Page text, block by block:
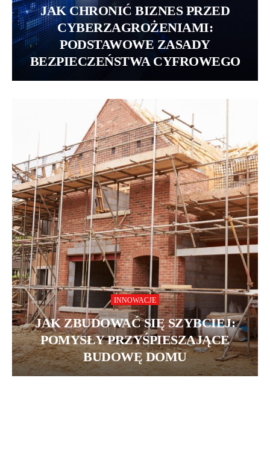
JAK CHRONIĆ BIZNES PRZED
CYBERZAGROŻENIAMI:
PODSTAWOWE ZASADY
BEZPIECZEŃSTWA CYFROWEGO
INNOWACJE
JAK ZBUDOWAĆ SIĘ SZYBCIEJ:
POMYSŁY PRZYŚPIESZAJĄCE
BUDOWĘ DOMU